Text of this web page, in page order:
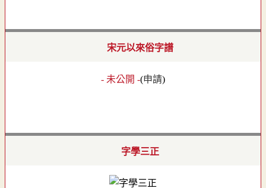
宋元以來俗字譜
- 未公開 -(申請)
字學三正